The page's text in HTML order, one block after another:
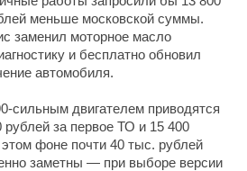
меньше московской суммы.
заменил моторное масло
и бесплатно обновил
автомобиля.
сильным двигателем приводятся
за первое ТО и 15 400
фоне почти 40 тыс. рублей
заметны — при выборе версии